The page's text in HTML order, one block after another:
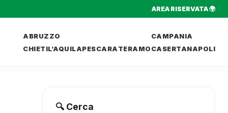
AREA RISERVATA 🌍
ABRUZZO
CHIETIL’AQUILAPESCARA TERAMO
CAMPANIA
CASERTANAPOLI
🔍 Cerca